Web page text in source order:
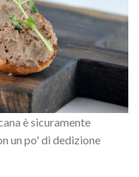
è sicuramente
un po' di dedizione